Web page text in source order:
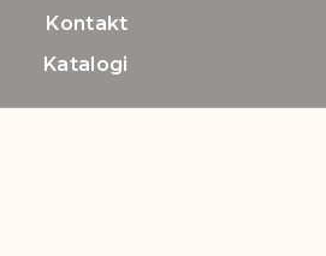
Kontakt
Katalogi